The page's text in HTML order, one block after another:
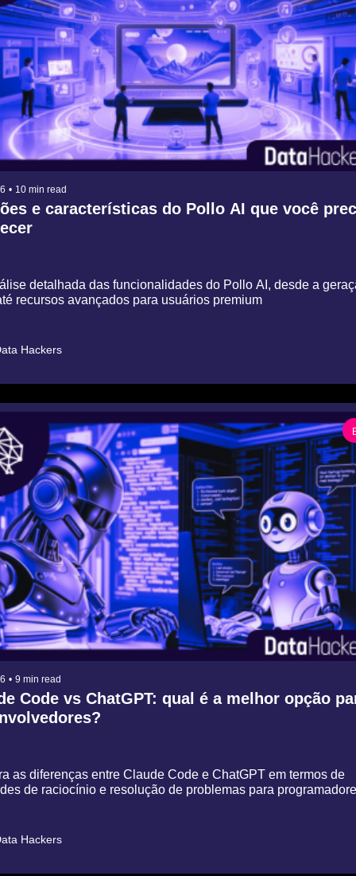
• 10 min read
e características do Pollo AI que você
detalhada das funcionalidades do Pollo AI, desde a
recursos avançados para usuários premium
Hackers
• 9 min read
Code vs ChatGPT: qual é a melhor opção
as diferenças entre Claude Code e ChatGPT em termos de
de raciocínio e resolução de problemas para
Hackers